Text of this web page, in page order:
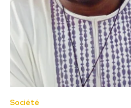
Société